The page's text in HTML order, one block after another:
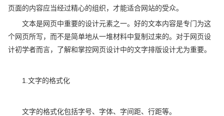
页面的内容应当经过精心的组织，才能适合网站的受众。
文本是网页中重要的设计元素之一。好的文本内容是专门为这
个网页所写，而不是简单地从一堆材料中复制过来的。对于网页设
计初学者而言，了解和掌控网页设计中的文字排版设计尤为重要。
1.文字的格式化
文字的格式化包括字号、字体、字间距、行距等。